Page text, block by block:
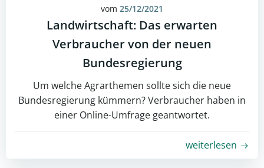
vom 25/12/2021
Landwirtschaft: Das erwarten
Verbraucher von der neuen
Bundesregierung
Um welche Agrarthemen sollte sich die neue
Bundesregierung kümmern? Verbraucher haben in
einer Online-Umfrage geantwortet.
weiterlesen